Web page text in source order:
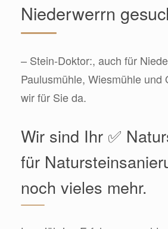
Niederwerrn
– Stein-Doktor:, auch für
Paulusmühle, Wiesmühle und
wir für Sie da.
Wir sind Ihr ✅
für
noch vieles mehr.